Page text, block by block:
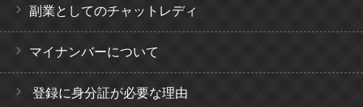
副業としてのチャットレディ
マイナンバーについて
登録に身分証が必要な理由